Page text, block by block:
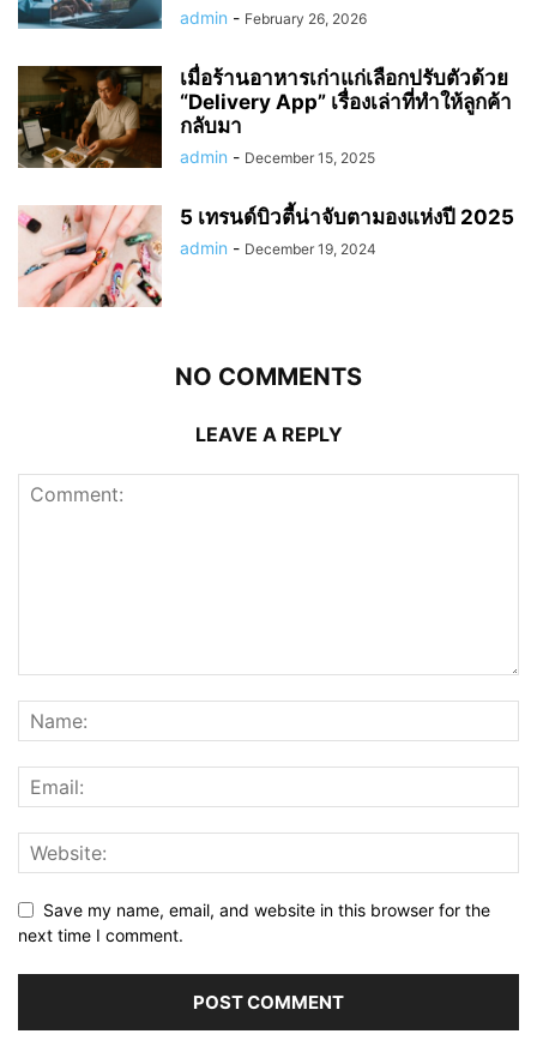
admin - February 26, 2026
เมื่อร้านอาหารเก่าแก่เลือกปรับตัวด้วย
“Delivery App” เรื่องเล่าที่ทำให้ลูกค้า
กลับมา
admin - December 15, 2025
5 เทรนด์บิวตี้น่าจับตามองแห่งปี 2025
admin - December 19, 2024
NO COMMENTS
LEAVE A REPLY
Save my name, email, and website in this browser for the
next time I comment.